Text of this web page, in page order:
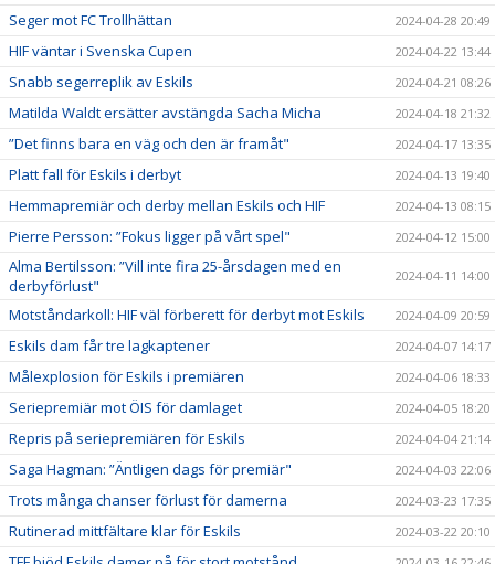
Seger mot FC Trollhättan 2024-04-28 20:49
HIF väntar i Svenska Cupen 2024-04-22 13:44
Snabb segerreplik av Eskils 2024-04-21 08:26
Matilda Waldt ersätter avstängda Sacha Micha 2024-04-18 21:32
”Det finns bara en väg och den är framåt" 2024-04-17 13:35
Platt fall för Eskils i derbyt 2024-04-13 19:40
Hemmapremiär och derby mellan Eskils och HIF 2024-04-13 08:15
Pierre Persson: ”Fokus ligger på vårt spel" 2024-04-12 15:00
Alma Bertilsson: ”Vill inte fira 25-årsdagen med en
derbyförlust"
2024-04-11 14:00
Motståndarkoll: HIF väl förberett för derbyt mot Eskils 2024-04-09 20:59
Eskils dam får tre lagkaptener 2024-04-07 14:17
Målexplosion för Eskils i premiären 2024-04-06 18:33
Seriepremiär mot ÖIS för damlaget 2024-04-05 18:20
Repris på seriepremiären för Eskils 2024-04-04 21:14
Saga Hagman: ”Äntligen dags för premiär" 2024-04-03 22:06
Trots många chanser förlust för damerna 2024-03-23 17:35
Rutinerad mittfältare klar för Eskils 2024-03-22 20:10